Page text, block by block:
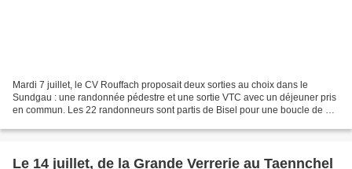
Mardi 7 juillet, le CV Rouffach proposait deux sorties au choix dans le
Sundgau : une randonnée pédestre et une sortie VTC avec un déjeuner pris
en commun. Les 22 randonneurs sont partis de Bisel pour une boucle de 12
Le 14 juillet, de la Grande Verrerie au Taennchel